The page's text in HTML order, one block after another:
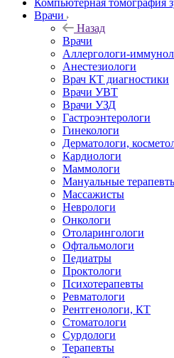
Компьютерная томография
Врачи
Назад
Врачи
Аллергологи-
Анестезиологи
Врач КТ диагностики
Врачи УВТ
Врачи УЗД
Гастроэнтерологи
Гинекологи
Дерматологи,
Кардиологи
Маммологи
Мануальные
Массажисты
Неврологи
Онкологи
Отоларингологи
Офтальмологи
Педиатры
Проктологи
Психотерапевты
Ревматологи
Рентгенологи, КТ
Стоматологи
Сурдологи
Терапевты